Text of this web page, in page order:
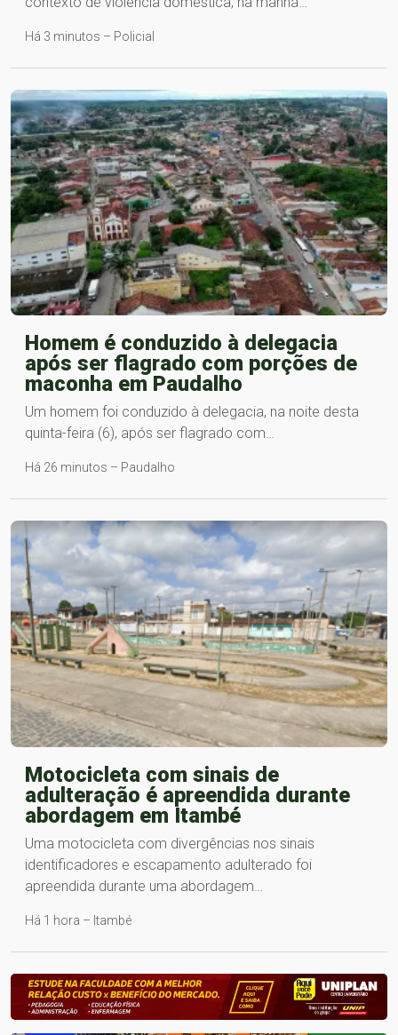
Há 3 minutos – Policial
Homem é conduzido à delegacia
após ser flagrado com porções de
maconha em Paudalho
Um homem foi conduzido à delegacia, na noite desta
quinta-feira (6), após ser flagrado com…
Há 26 minutos – Paudalho
Motocicleta com sinais de
adulteração é apreendida durante
abordagem em Itambé
Uma motocicleta com divergências nos sinais
identificadores e escapamento adulterado foi
apreendida durante uma abordagem…
Há 1 hora – Itambé